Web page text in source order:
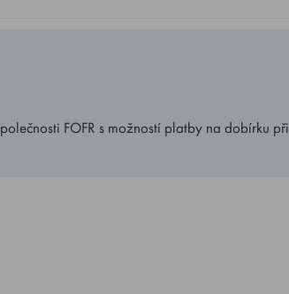
FOFR s možností platby na dobírku při